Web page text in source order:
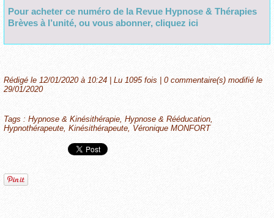
Pour acheter ce numéro de la Revue Hypnose & Thérapies
Brèves à l’unité, ou vous abonner, cliquez ici
Rédigé le 12/01/2020 à 10:24 | Lu 1095 fois | 0commentaire(s) modifié le
29/01/2020
Tags : Hypnose & Kinésithérapie, Hypnose & Rééducation,
Hypnothérapeute, Kinésithérapeute, Véronique MONFORT